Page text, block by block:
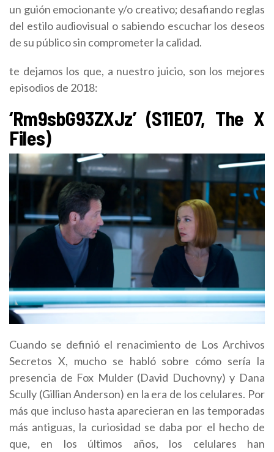
un guión emocionante y/o creativo; desafiando reglas
del estilo audiovisual o sabiendo escuchar los deseos
de su público sin comprometer la calidad.
te dejamos los que, a nuestro juicio, son los mejores
episodios de 2018:
‘Rm9sbG93ZXJz’ (S11E07, The X
Files)
Cuando se definió el renacimiento de Los Archivos
Secretos X, mucho se habló sobre cómo sería la
presencia de Fox Mulder (David Duchovny) y Dana
Scully (Gillian Anderson) en la era de los celulares. Por
más que incluso hasta aparecieran en las temporadas
más antiguas, la curiosidad se daba por el hecho de
que, en los últimos años, los celulares han